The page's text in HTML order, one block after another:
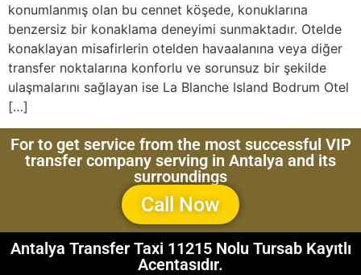
konumlanmış olan bu cennet köşede, konuklarına
benzersiz bir konaklama deneyimi sunmaktadır. Otelde
konaklayan misafirlerin otelden havaalanına veya diğer
transfer noktalarına konforlu ve sorunsuz bir şekilde
ulaşmalarını sağlayan ise La Blanche Island Bodrum Otel
[…]
For to get service from the most successful VIP
transfer company serving in Antalya and its
surroundings
Call Now
Antalya Transfer Taxi 11215 Nolu Tursab Kayıtlı
Acentasıdır.